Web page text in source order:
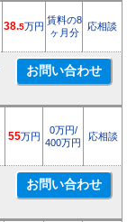
38.5万円
賃料の8
ヶ月分
応相談
55万円
0万円/
400万円
応相談